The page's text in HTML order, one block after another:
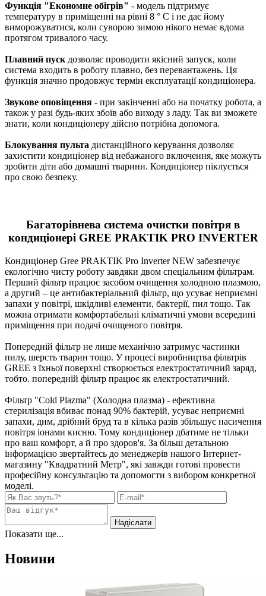
Функція "Економне обігрів" - модель підтримує
температуру в приміщенні на рівні 8 ° С і не дає йому
виморожуватися, коли суворою зимою нікого немає вдома
протягом тривалого часу.
Плавний пускдозволяє проводити якісний запуск, коли
система входить в роботу плавно, без перевантажень. Ця
функція значно продовжує термін експлуатації кондиціонера.
Звукове оповіщення - при закінченні або на початку робота, а
також у разі будь-яких збоїв або виходу з ладу. Так ви зможете
знати, коли кондиціонеру дійсно потрібна допомога.
Блокування пульта дистанційного керування дозволяє
захистити кондиціонер від небажаного включення, яке можуть
зробити діти або домашні тварини. Кондиціонер піклується
про свою безпеку.
Багаторівнева система очистки повітря в
кондиціонері GREE PRAKTIK PRO INVERTER
Кондиціонер Gree PRAKTIK Pro Inverter NEW забезпечує
екологічно чисту роботу завдяки двом спеціальним фільтрам.
Перший фільтр працює засобом очищення холодною плазмою,
а другий – це антибактеріальний фільтр, що усуває неприємні
запахи у повітрі, шкідливі елементи, бактерії, пил тощо. Так
можна отримати комфортабельні кліматичні умови всередині
приміщення при подачі очищеного повітря.
Попередній фільтр не лише механічно затримує частинки
пилу, шерсть тварин тощо. У процесі виробництва фільтрів
GREE з їхньої поверхні створюється електростатичний заряд,
тобто. попередній фільтр працює як електростатичний.
Фільтр "Cold Plazma" (Холодна плазма) - ефективна
стерилізація вбиває понад 90% бактерій, усуває неприємні
запахи, дим, дрібний бруд та в кілька разів збільшує насичення
повітря іонами кисню. Тому кондиціонер дбатиме не тільки
про ваш комфорт, а й про здоров'я. За більш детальною
інформацією звертайтесь до менеджерів нашого Інтернет-
магазину "Квадратний Метр", які завжди готові провести
професійну консультацію та допомогти з вибором конкретної
моделі.
Показати ще...
Новини